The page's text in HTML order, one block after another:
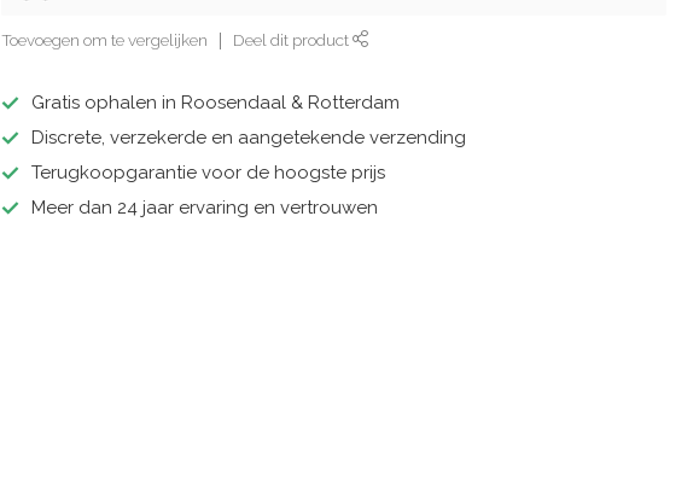
Toevoegen om te vergelijken Deel dit product
Gratis ophalen in Roosendaal & Rotterdam
Discrete, verzekerde en aangetekende verzending
Terugkoopgarantie voor de hoogste prijs
Meer dan 24 jaar ervaring en vertrouwen